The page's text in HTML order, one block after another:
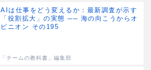
AIは仕事をどう変えるか：最新調査が示す
「役割拡大」の実態 ── 海の向こうからオ
ピニオン その195
「チームの教科書」編集部